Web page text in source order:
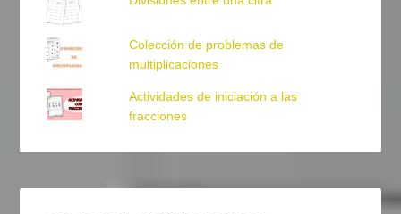
Colección de problemas de
multiplicaciones
Actividades de iniciación a las
fracciones